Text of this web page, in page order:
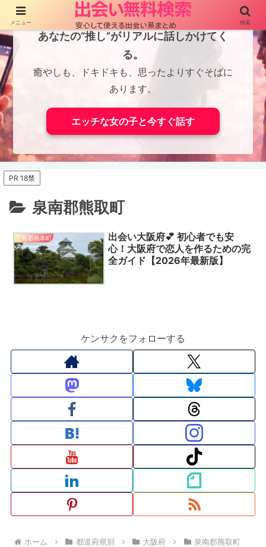
あなたの“推し”がリアルに話しかけてく
る。
癒やしも、ドキドキも、思ったよりすぐそばに
あります。
エッチな女の子と今すぐ話す
PR 18禁
泉南郡熊取町
三島郡島本町
出会い大阪府💕 初心者でも安
心！大阪府で恋人を作るための完
全ガイド【2026年最新版】
ケンサクをフォローする
ホーム 都道府県別 大阪府 泉南郡熊取町
メニュー 検索